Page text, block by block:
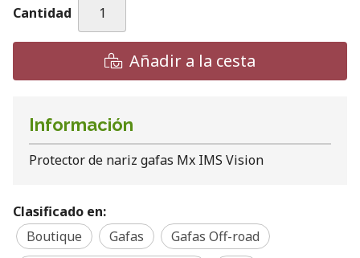
Cantidad
Añadir a la cesta
Información
Protector de nariz gafas Mx IMS Vision
Clasificado en:
Boutique
Gafas
Gafas Off-road